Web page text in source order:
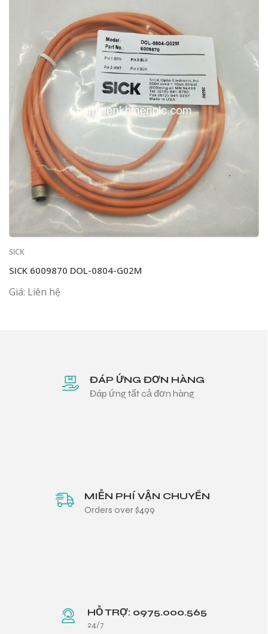
SICK
SICK 6009870 DOL-0804-G02M
Giá: Liên hệ
ĐÁP ỨNG ĐƠN HÀNG
Đáp ứng tất cả đơn hàng
MIỄN PHÍ VẬN CHUYỂN
Orders over $499
HỖ TRỢ: 0975.000.565
24/7